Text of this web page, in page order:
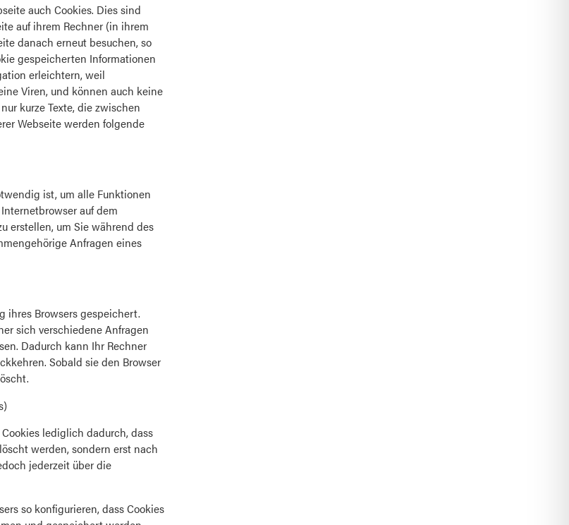
auch Cookies. Dies sind
auf ihrem Rechner (in ihrem
danach erneut besuchen, so
gespeicherten Informationen
erleichtern, weil
Viren, und können auch keine
kurze Texte, die zwischen
Webseite werden folgende
ist, um alle Funktionen
auf dem
erstellen, um Sie während des
Anfragen eines
ihres Browsers gespeichert.
sich verschiedene Anfragen
Dadurch kann Ihr Rechner
Sobald sie den Browser
lediglich dadurch, dass
werden, sondern erst nach
jederzeit über die
so konfigurieren, dass Cookies